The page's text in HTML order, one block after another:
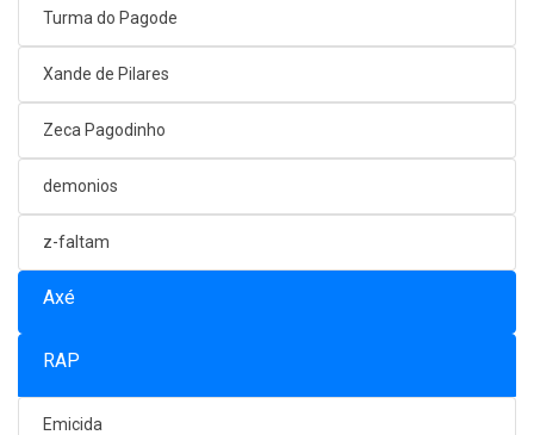
Turma do Pagode
Xande de Pilares
Zeca Pagodinho
demonios
z-faltam
Axé
RAP
Emicida